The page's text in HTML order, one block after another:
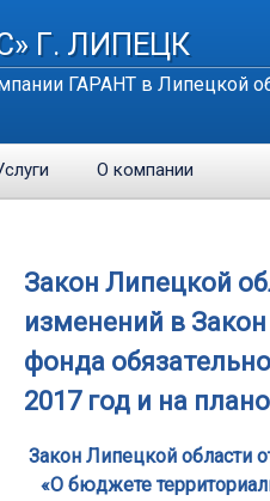
Г. ЛИПЕЦК
ГАРАНТ в Липецкой
О компании
Закон Липецкой
изменений в
фонда
2017 год и на
Закон Липецкой области
«О бюджете